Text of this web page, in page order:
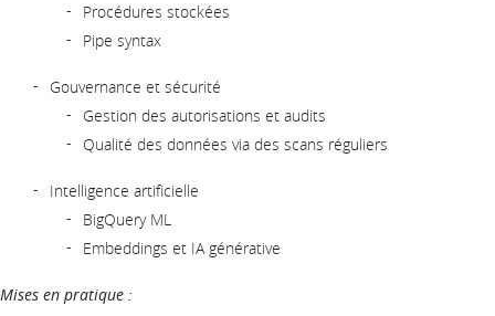
Procédures stockées
Pipe syntax
Gouvernance et sécurité
Gestion des autorisations et audits
Qualité des données via des scans réguliers
Intelligence artificielle
BigQuery ML
Embeddings et IA générative
Mises en pratique :